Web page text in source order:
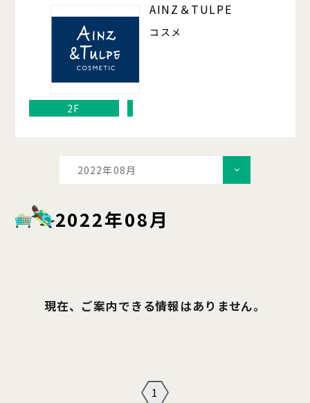
AINZ＆TULPE
コスメ
2F
2022年08月
2022年08月
現在、ご案内できる情報はありません。
1